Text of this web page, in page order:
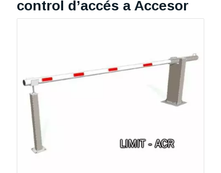
control d’accés a Accesor